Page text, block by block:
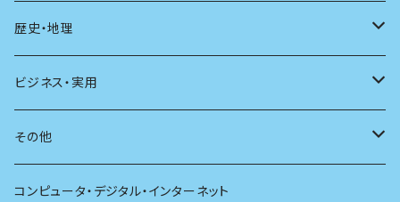
現代思想
新潮
別冊太陽
自然
科学
社会
哲学
電子版（EPub）
電子版（PDF）
歴史・地理
歴史
地理
ビジネス・実用
雷鳥社辞典シリーズ
その他
珈琲
コンピュータ・デジタル・インターネット